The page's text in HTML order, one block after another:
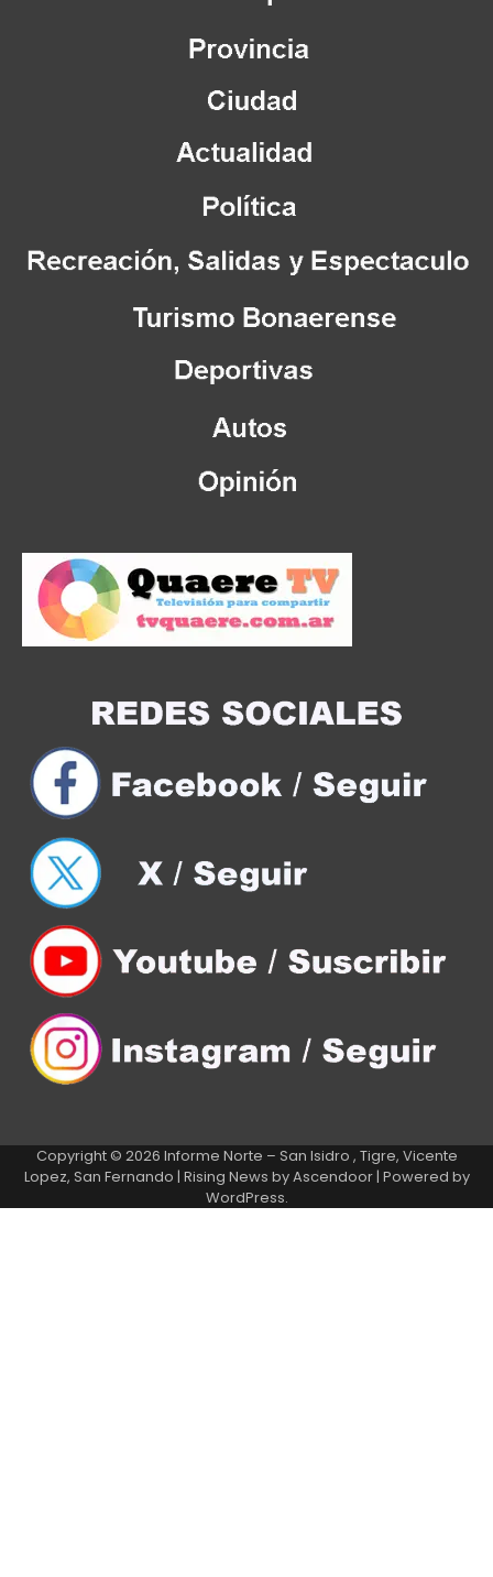
Copyright © 2026 Informe Norte – San Isidro , Tigre, Vicente
Lopez, San Fernando | Rising News byAscendoor| Powered by
WordPress.